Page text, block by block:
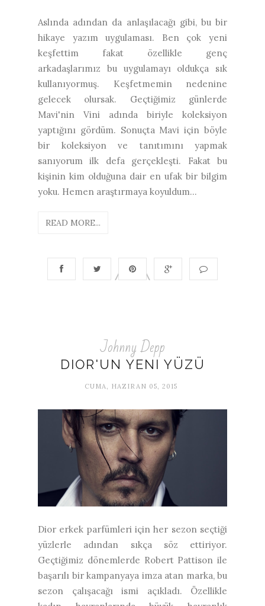
Aslında adından da anlaşılacağı gibi, bu bir
hikaye yazım uygulaması. Ben çok yeni
keşfettim fakat özellikle genç
arkadaşlarımız bu uygulamayı oldukça sık
kullanıyormuş. Keşfetmemin nedenine
gelecek olursak. Geçtiğimiz günlerde
Mavi'nin Vini adında biriyle koleksiyon
yaptığını gördüm. Sonuçta Mavi için böyle
bir koleksiyon ve tanıtımını yapmak
sanıyorum ilk defa gerçekleşti. Fakat bu
kişinin kim olduğuna dair en ufak bir bilgim
yoku. Hemen araştırmaya koyuldum...
READ MORE...
Johnny Depp
DIOR'UN YENI YÜZÜ
CUMA, HAZIRAN 05, 2015
Dior erkek parfümleri için her sezon seçtiği
yüzlerle adından sıkça söz ettiriyor.
Geçtiğimiz dönemlerde Robert Pattison ile
başarılı bir kampanyaya imza atan marka, bu
sezon çalışacağı ismi açıkladı. Özellikle